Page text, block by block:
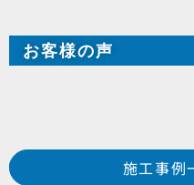
お客様の声
Prev
磐田市 小立野 某工場様
施工事例